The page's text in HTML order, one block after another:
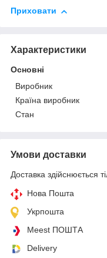
Приховати
Характеристики
Основні
Виробник
Країна виробник
Стан
Умови доставки
Доставка здійснюється
Нова Пошта
Укрпошта
Meest ПОШТА
Delivery